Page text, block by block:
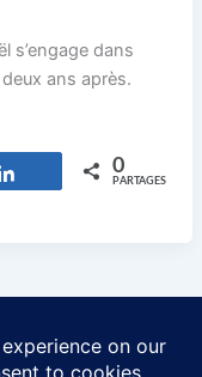
s’engage dans
ans après.
Partagez 0
PARTAGES